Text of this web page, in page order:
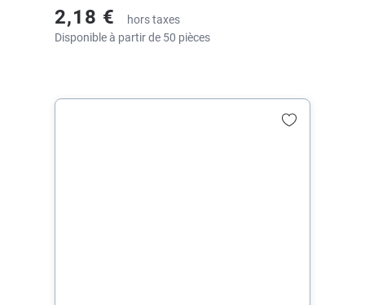
2,18 €
hors taxes
Disponible à partir de 50 pièces